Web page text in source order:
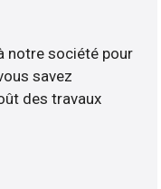
notre société pour
savez
des travaux